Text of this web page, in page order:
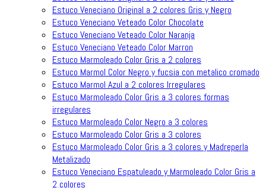
Estuco Veneciano Original a 2 colores Gris y Negro
Estuco Veneciano Veteado Color Chocolate
Estuco Veneciano Veteado Color Naranja
Estuco Veneciano Veteado Color Marron
Estuco Marmoleado Color Gris a 2 colores
Estuco Marmol Color Negro y fucsia con metalico cromado
Estuco Marmol Azul a 2 colores Irregulares
Estuco Marmoleado Color Gris a 3 colores formas
irregulares
Estuco Marmoleado Color Negro a 3 colores
Estuco Marmoleado Color Gris a 3 colores
Estuco Marmoleado Color Gris a 3 colores y Madreperla
Metalizado
Estuco Veneciano Espatuleado y Marmoleado Color Gris a
2 colores